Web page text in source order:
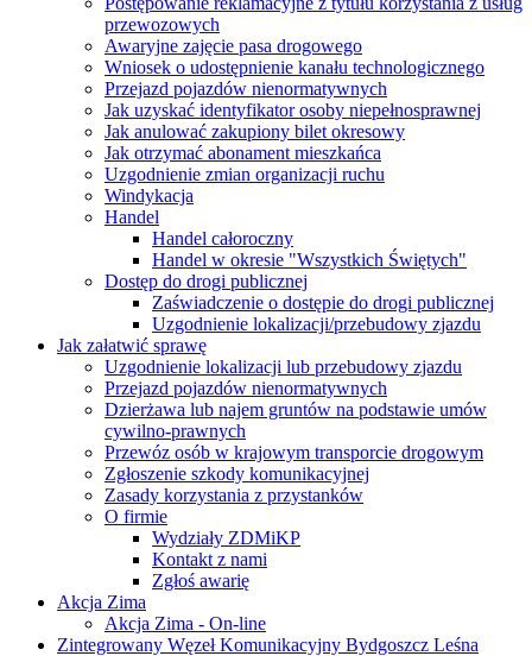
przewozowych
Awaryjne zajęcie pasa drogowego
Wniosek o udostępnienie kanału technologicznego
Przejazd pojazdów nienormatywnych
Jak uzyskać identyfikator osoby niepełnosprawnej
Jak anulować zakupiony bilet okresowy
Jak otrzymać abonament mieszkańca
Uzgodnienie zmian organizacji ruchu
Windykacja
Handel
Handel całoroczny
Handel w okresie "Wszystkich Świętych"
Dostęp do drogi publicznej
Zaświadczenie o dostępie do drogi publicznej
Uzgodnienie lokalizacji/przebudowy zjazdu
Jak załatwić sprawę
Uzgodnienie lokalizacji lub przebudowy zjazdu
Przejazd pojazdów nienormatywnych
Dzierżawa lub najem gruntów na podstawie umów
cywilno-prawnych
Przewóz osób w krajowym transporcie drogowym
Zgłoszenie szkody komunikacyjnej
Zasady korzystania z przystanków
O firmie
Wydziały ZDMiKP
Kontakt z nami
Zgłoś awarię
Akcja Zima
Akcja Zima - On-line
Zintegrowany Węzeł Komunikacyjny Bydgoszcz Leśna